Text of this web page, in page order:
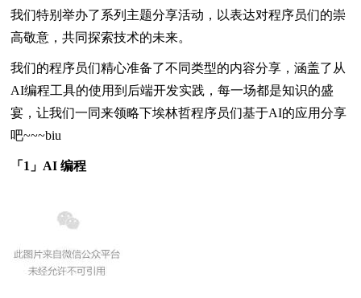
我们特别举办了系列主题分享活动，以表达对程序员们的崇
高敬意，共同探索技术的未来。
我们的程序员们精心准备了不同类型的内容分享，涵盖了从
AI编程工具的使用到后端开发实践，每一场都是知识的盛
宴，让我们一同来领略下埃林哲程序员们基于AI的应用分享
吧~~~biu
「1」AI 编程